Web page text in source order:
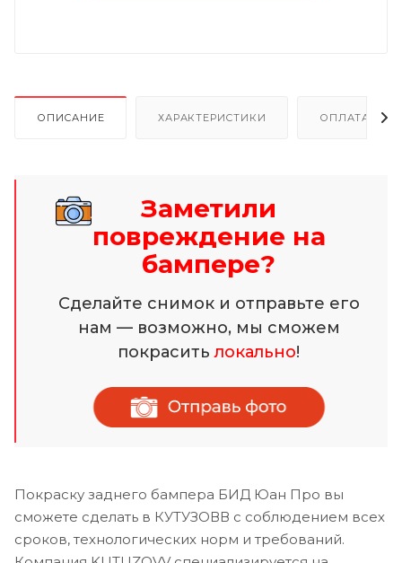
ОПИСАНИЕ ХАРАКТЕРИСТИКИ ОПЛАТА И
Заметили
повреждение на
бампере?
Сделайте снимок и отправьте его
нам — возможно, мы сможем
покраситьлокально!
Покраску заднего бампера БИД Юан Про вы
сможете сделать в КУТУЗОВВ с соблюдением всех
сроков, технологических норм и требований.